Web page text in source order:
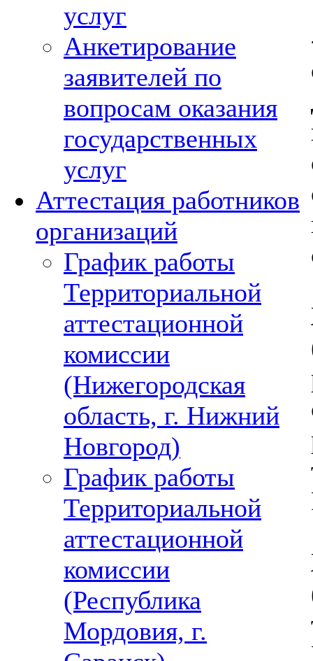
услуг
Анкетирование
заявителей по
вопросам оказания
государственных
услуг
Аттестация работников
организаций
График работы
Территориальной
аттестационной
комиссии
(Нижегородская
область, г. Нижний
Новгород)
График работы
Территориальной
аттестационной
комиссии
(Республика
Мордовия, г.